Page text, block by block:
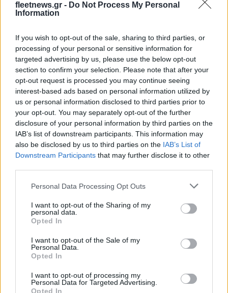
fleetnews.gr - Do Not Process My Personal
Information
If you wish to opt-out of the sale, sharing to third parties, or
processing of your personal or sensitive information for
targeted advertising by us, please use the below opt-out
section to confirm your selection. Please note that after your
opt-out request is processed you may continue seeing
interest-based ads based on personal information utilized by
us or personal information disclosed to third parties prior to
your opt-out. You may separately opt-out of the further
disclosure of your personal information by third parties on the
IAB’s list of downstream participants. This information may
also be disclosed by us to third parties on the IAB’s List of
Downstream Participants that may further disclose it to other
Please note that this website/app uses one or more Google
not limited to your visit or usage behaviour. You may click to
grant or deny consent to Google and its third-party tags to
use your data for below specified purposes in below Google
consent section.
Personal Data Processing Opt Outs
I want to opt-out of the Sharing of my
personal data.
Opted In
I want to opt-out of the Sale of my
Personal Data.
Opted In
I want to opt-out of processing my
Personal Data for Targeted Advertising.
Opted In
Αλέξης Γιαννούλιας:
Υποψήφιος Δήμαρχος στο
Σικάγο ο άλλοτε παίκτης
του Πανιώνιου
Evergood: Άγγιξε τα 300
εκατ. ο τζίρος- Στα 10 εκατ.
ευρώ το τίμημα για το 60%
του Jackaroo
Όμιλος AKTOR: Εξαγοράζει το 75% των ΗΛΕΚΤΩΡ και
α΄ εξάμηνο 2026 με
προσαρμοσμένο EBITDA
TV: Η σκακιέρα της νέας